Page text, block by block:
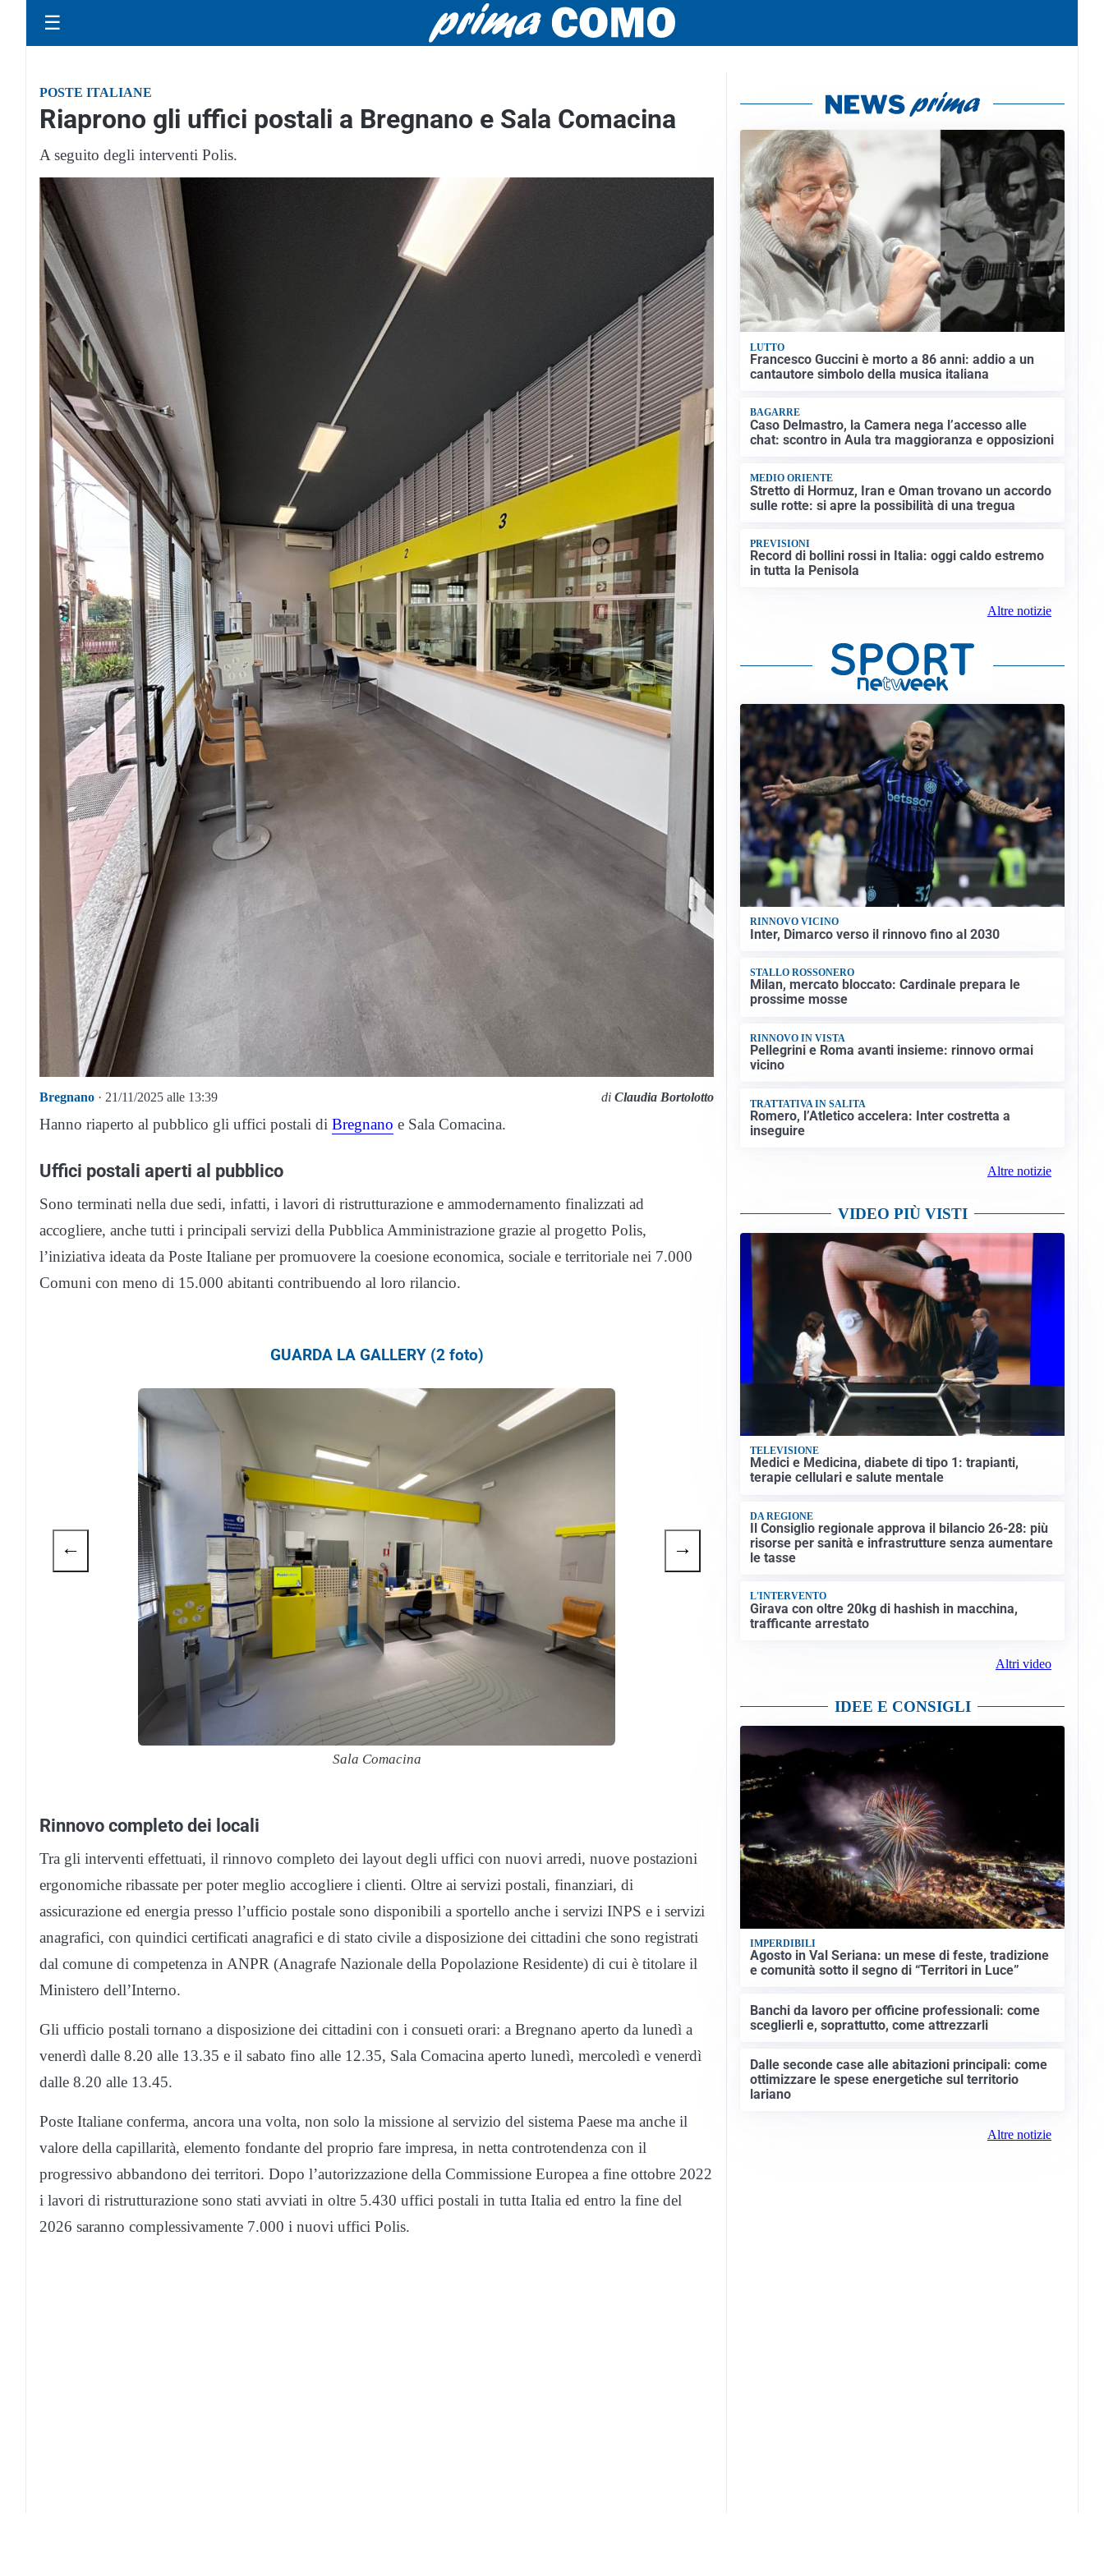
☰
POSTE ITALIANE
Riaprono gli uffici postali a Bregnano e Sala Comacina
A seguito degli interventi Polis.
Bregnano · 21/11/2025 alle 13:39 diClaudia Bortolotto
Hanno riaperto al pubblico gli uffici postali di Bregnano e Sala Comacina.
Uffici postali aperti al pubblico
Sono terminati nella due sedi, infatti, i lavori di ristrutturazione e ammodernamento finalizzati ad
accogliere, anche tutti i principali servizi della Pubblica Amministrazione grazie al progetto Polis,
l’iniziativa ideata da Poste Italiane per promuovere la coesione economica, sociale e territoriale nei 7.000
Comuni con meno di 15.000 abitanti contribuendo al loro rilancio.
GUARDA LA GALLERY (2 foto)
Sala Comacina
← →
Rinnovo completo dei locali
Tra gli interventi effettuati, il rinnovo completo dei layout degli uffici con nuovi arredi, nuove postazioni
ergonomiche ribassate per poter meglio accogliere i clienti. Oltre ai servizi postali, finanziari, di
assicurazione ed energia presso l’ufficio postale sono disponibili a sportello anche i servizi INPS e i servizi
anagrafici, con quindici certificati anagrafici e di stato civile a disposizione dei cittadini che sono registrati
dal comune di competenza in ANPR (Anagrafe Nazionale della Popolazione Residente) di cui è titolare il
Ministero dell’Interno.
Gli ufficio postali tornano a disposizione dei cittadini con i consueti orari: a Bregnano aperto da lunedì a
venerdì dalle 8.20 alle 13.35 e il sabato fino alle 12.35, Sala Comacina aperto lunedì, mercoledì e venerdì
dalle 8.20 alle 13.45.
Poste Italiane conferma, ancora una volta, non solo la missione al servizio del sistema Paese ma anche il
valore della capillarità, elemento fondante del proprio fare impresa, in netta controtendenza con il
progressivo abbandono dei territori. Dopo l’autorizzazione della Commissione Europea a fine ottobre 2022
i lavori di ristrutturazione sono stati avviati in oltre 5.430 uffici postali in tutta Italia ed entro la fine del
2026 saranno complessivamente 7.000 i nuovi uffici Polis.
LUTTO
Francesco Guccini è morto a 86 anni: addio a un
cantautore simbolo della musica italiana
BAGARRE
Caso Delmastro, la Camera nega l’accesso alle
chat: scontro in Aula tra maggioranza e opposizioni
MEDIO ORIENTE
Stretto di Hormuz, Iran e Oman trovano un accordo
sulle rotte: si apre la possibilità di una tregua
PREVISIONI
Record di bollini rossi in Italia: oggi caldo estremo
in tutta la Penisola
Altre notizie
RINNOVO VICINO
Inter, Dimarco verso il rinnovo fino al 2030
STALLO ROSSONERO
Milan, mercato bloccato: Cardinale prepara le
prossime mosse
RINNOVO IN VISTA
Pellegrini e Roma avanti insieme: rinnovo ormai
vicino
TRATTATIVA IN SALITA
Romero, l’Atletico accelera: Inter costretta a
inseguire
Altre notizie
VIDEO PIÙ VISTI
TELEVISIONE
Medici e Medicina, diabete di tipo 1: trapianti,
terapie cellulari e salute mentale
DA REGIONE
Il Consiglio regionale approva il bilancio 26-28: più
risorse per sanità e infrastrutture senza aumentare
le tasse
L'INTERVENTO
Girava con oltre 20kg di hashish in macchina,
trafficante arrestato
Altri video
IDEE E CONSIGLI
IMPERDIBILI
Agosto in Val Seriana: un mese di feste, tradizione
e comunità sotto il segno di “Territori in Luce”
Banchi da lavoro per officine professionali: come
sceglierli e, soprattutto, come attrezzarli
Dalle seconde case alle abitazioni principali: come
ottimizzare le spese energetiche sul territorio
lariano
Altre notizie